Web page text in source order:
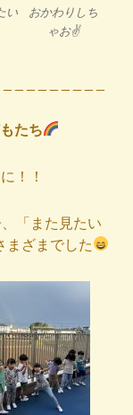
い
おかわりしち
ゃお✌️
たち
！！
「また見たい
まざまでした